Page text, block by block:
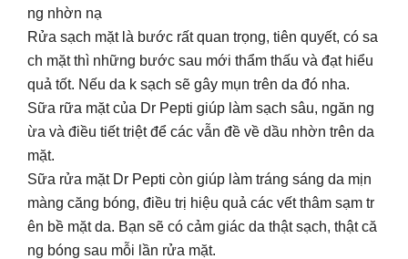
ng nhờn nạ
Rửa sạch mặt là bước rất quan trọng, tiên quyết, có sa
ch mặt thì những bước sau mới thẩm thấu và đạt hiểu
quả tốt. Nếu da k sạch sẽ gây mụn trên da đó nha.
Sữa rữa mặt của Dr Pepti giúp làm sạch sâu, ngăn ng
ừa và điều tiết triệt để các vẫn đề về dầu nhờn trên da
mặt.
Sữa rửa mặt Dr Pepti còn giúp làm tráng sáng da mịn
màng căng bóng, điều trị hiệu quả các vết thâm sạm tr
ên bề mặt da. Bạn sẽ có cảm giác da thật sạch, thật că
ng bóng sau mỗi lần rửa mặt.